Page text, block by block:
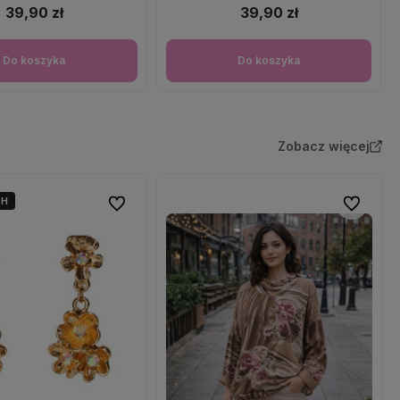
39,90 zł
Do koszyka
39,90 zł
Do koszyka
Zobacz więcej
Do ulubionych Do